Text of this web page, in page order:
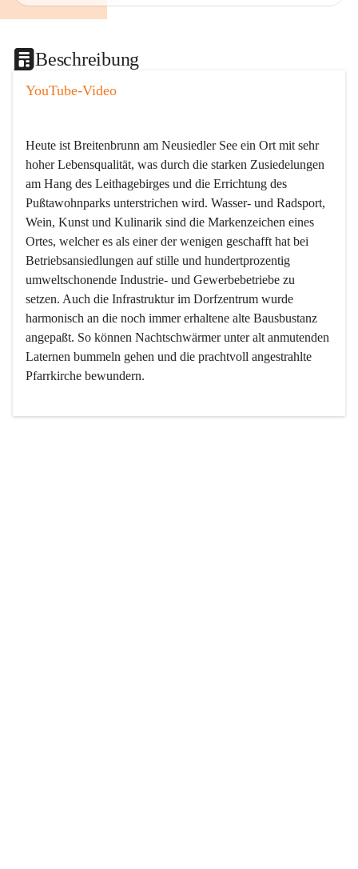
Beschreibung
YouTube-Video
Heute ist Breitenbrunn am Neusiedler See ein Ort mit sehr
hoher Lebensqualität, was durch die starken Zusiedelungen
am Hang des Leithagebirges und die Errichtung des
Pußtawohnparks unterstrichen wird. Wasser- und Radsport,
Wein, Kunst und Kulinarik sind die Markenzeichen eines
Ortes, welcher es als einer der wenigen geschafft hat bei
Betriebsansiedlungen auf stille und hundertprozentig
umweltschonende Industrie- und Gewerbebetriebe zu
setzen. Auch die Infrastruktur im Dorfzentrum wurde
harmonisch an die noch immer erhaltene alte Bausbustanz
angepaßt. So können Nachtschwärmer unter alt anmutenden
Laternen bummeln gehen und die prachtvoll angestrahlte
Pfarrkirche bewundern.
Der Weinbau dominert heute nicht mehr, ist aber integrativer